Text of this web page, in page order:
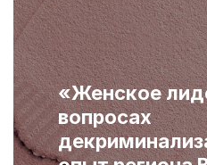
«Женское
вопросах